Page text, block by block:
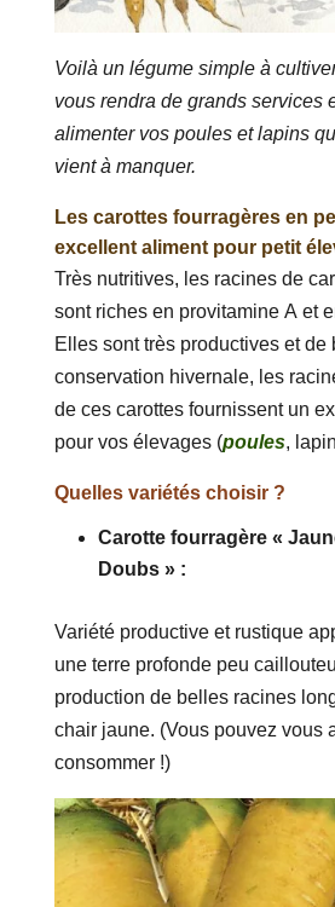
Voilà un légume simple à
vous rendra de grands services
alimenter vos poules et lapins
vient à manquer.
Les carottes fourragères en
excellent aliment pour petit
Très nutritives, les racines de
sont riches en provitamine A et
Elles sont très productives et de
conservation hivernale, les
de ces carottes fournissent un
pour vos élevages (poules,
Quelles variétés choisir ?
Carotte fourragère «
Doubs » :
Variété productive et rustique
une terre profonde peu
production de belles racines
chair jaune. (Vous pouvez vous
consommer !)